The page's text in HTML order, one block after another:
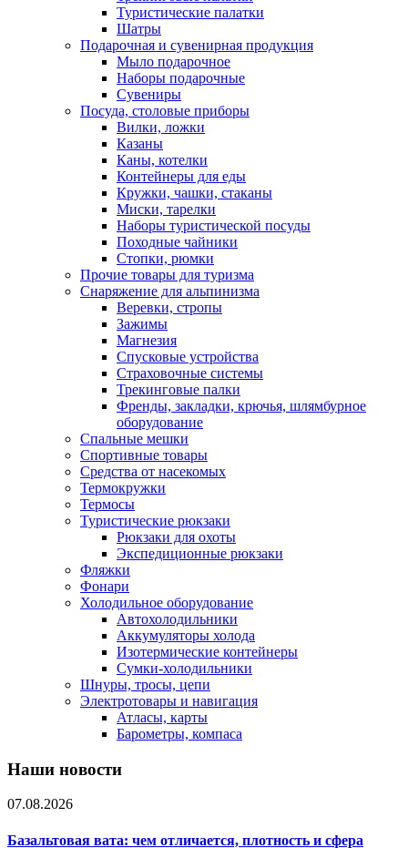
Туристические палатки
Шатры
Подарочная и сувенирная продукция
Мыло подарочное
Наборы подарочные
Сувениры
Посуда, столовые приборы
Вилки, ложки
Казаны
Каны, котелки
Контейнеры для еды
Кружки, чашки, стаканы
Миски, тарелки
Наборы туристической посуды
Походные чайники
Стопки, рюмки
Прочие товары для туризма
Снаряжение для альпинизма
Веревки, стропы
Зажимы
Магнезия
Спусковые устройства
Страховочные системы
Трекинговые палки
Френды, закладки, крючья, шлямбурное
оборудование
Спальные мешки
Спортивные товары
Средства от насекомых
Термокружки
Термосы
Туристические рюкзаки
Рюкзаки для охоты
Экспедиционные рюкзаки
Фляжки
Фонари
Холодильное оборудование
Автохолодильники
Аккумуляторы холода
Изотермические контейнеры
Сумки-холодильники
Шнуры, тросы, цепи
Электротовары и навигация
Атласы, карты
Барометры, компаса
Наши новости
07.08.2026
Базальтовая вата: чем отличается, плотность и сфера